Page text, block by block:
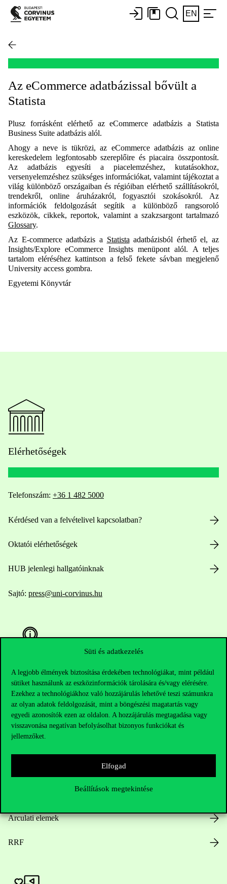
Süti és adatkezelés
A legjobb élmények biztosítása érdekében technológiákat, mint például
sütiket használunk az eszközinformációk tárolására és/vagy elérésére.
Ezekhez a technológiákhoz való hozzájárulás lehetővé teszi számunkra
az olyan adatok feldolgozását, mint a böngészési magatartás vagy
egyedi azonosítók ezen az oldalon. A hozzájárulás megtagadása vagy
visszavonása negatívan befolyásolhat bizonyos funkciókat és
jellemzőket.
Elfogad
Beállítások megtekintése
EN
Az eCommerce adatbázissal bővült a
Statista
Plusz forrásként elérhető az eCommerce adatbázis a Statista
Business Suite adatbázis alól.
Ahogy a neve is tükrözi, az eCommerce adatbázis az online
kereskedelem legfontosabb szereplőire és piacaira összpontosít.
Az adatbázis egyesíti a piacelemzéshez, kutatásokhoz,
versenyelemzéshez szükséges információkat, valamint tájékoztat a
világ különböző országaiban és régióiban elérhető szállításokról,
trendekről, online áruházakról, fogyasztói szokásokról. Az
információk feldolgozását segítik a különböző rangsoroló
eszközök, cikkek, reportok, valamint a szakzsargont tartalmazó
Glossary.
Az E-commerce adatbázis a Statista adatbázisból érhető el, az
Insights/Explore eCommerce Insights menüpont alól. A teljes
tartalom eléréséhez kattintson a felső fekete sávban megjelenő
University access gombra.
Egyetemi Könyvtár
Elérhetőségek
Telefonszám: +36 1 482 5000
Kérdésed van a felvételivel kapcsolatban?
Oktatói elérhetőségek
HUB jelenlegi hallgatóinknak
Sajtó: press@uni-corvinus.hu
Hasznos linkek
Nyitvatartás
Arculati elemek
RRF